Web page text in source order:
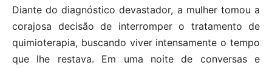
Diante do diagnóstico devastador, a mulher tomou a
corajosa decisão de interromper o tratamento de
quimioterapia, buscando viver intensamente o tempo
que lhe restava. Em uma noite de conversas e